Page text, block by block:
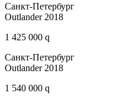
Санкт-Петербург
Outlander 2018
1 425 000 q
Санкт-Петербург
Outlander 2018
1 540 000 q